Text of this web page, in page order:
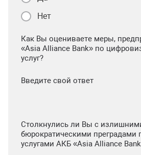
Нет
Как Вы оцениваете меры,
«Asia Alliance Bank» по
услуг?
Введите свой ответ
Столкнулись ли Вы с
бюрократическими преградами
услугами АКБ «Asia Alliance